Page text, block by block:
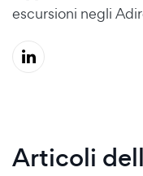
escursioni negli
Articoli